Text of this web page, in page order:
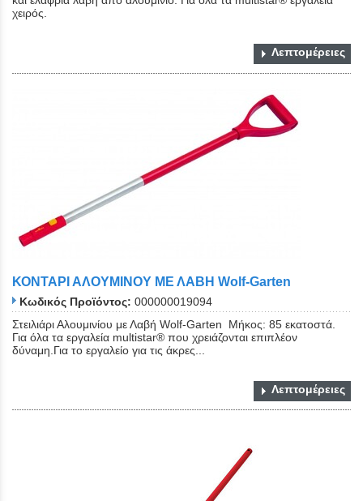
χειρός.
Λεπτομέρειες
ΚΟΝΤΑΡΙ ΑΛΟΥΜΙΝΟΥ ΜΕ ΛΑΒΗ Wolf-Garten
Κωδικός Προϊόντος: 000000019094
Στειλιάρι Αλουμινίου με Λαβή Wolf-Garten Μήκος: 85 εκατοστά.
Για όλα τα εργαλεία multistar® που χρειάζονται επιπλέον
δύναμη.Για το εργαλείο για τις άκρες...
Λεπτομέρειες